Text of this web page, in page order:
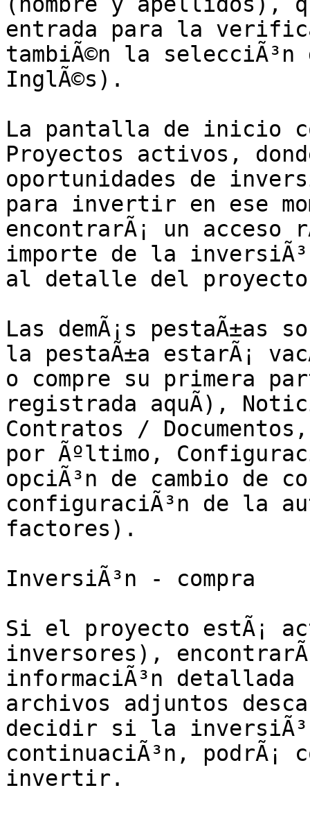
entrada para la
tambiÃ©n la
InglÃ©s).
La pantalla de inicio
Proyectos activos,
oportunidades de
para invertir en ese
encontrarÃ¡ un acceso
importe de la
al detalle del
Las demÃ¡s
la pestaÃ±a estarÃ¡
o compre su primera
registrada aquÃ­),
Contratos /
por Ãºltimo,
opciÃ³n de cambio de
configuraciÃ³n de la
factores).
InversiÃ³n - compra
Si el proyecto estÃ¡
inversores),
informaciÃ³n
archivos adjuntos
decidir si la
continuaciÃ³n, podrÃ¡
invertir.